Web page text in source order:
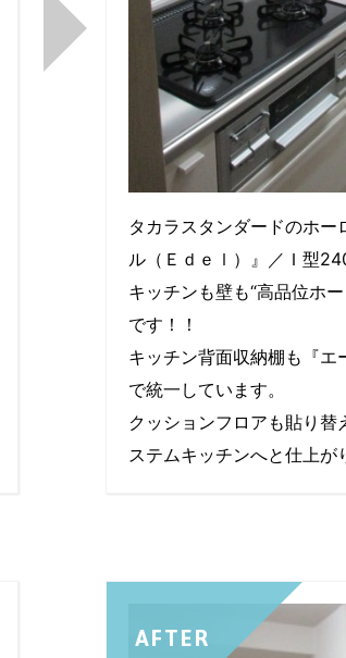
タカラスタンダードのホ
ル（Ｅｄｅｌ）』／Ｉ型
キッチンも壁も“高品位ホ
です！！
キッチン背面収納棚も『
で統一しています。
クッションフロアも貼り
ステムキッチンへと仕上
AFTER